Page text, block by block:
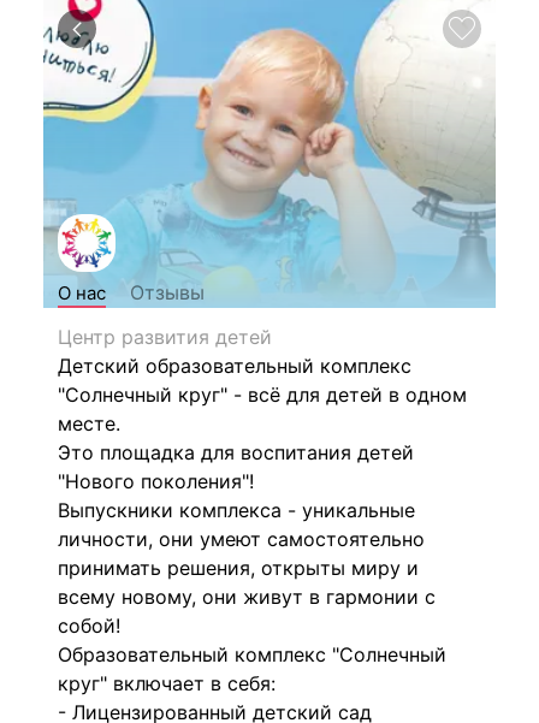
О нас
Отзывы
Центр развития детей
Детский образовательный комплекс
"Солнечный круг" - всё для детей в одном
месте.
Это площадка для воспитания детей
"Нового поколения"!
Выпускники комплекса - уникальные
личности, они умеют самостоятельно
принимать решения, открыты миру и
всему новому, они живут в гармонии с
собой!
Образовательный комплекс "Солнечный
круг" включает в себя:
- Лицензированный детский сад